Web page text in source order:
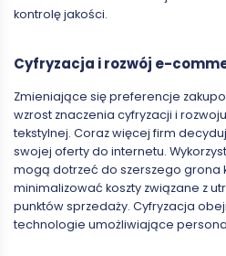
kontrolę jakości.
Cyfryzacja i rozwój e-
Zmieniające się preferencje
wzrost znaczenia cyfryzacji i
tekstylnej. Coraz więcej firm
swojej oferty do internetu.
mogą dotrzeć do szerszego grona
minimalizować koszty związane z
punktów sprzedaży. Cyfryzacja
technologie umożliwiające